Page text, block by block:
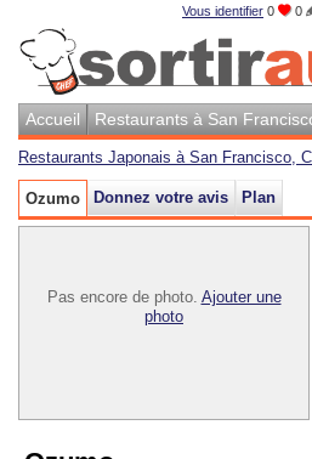
Vous identifier 0 0
Accueil Restaurants à San
Restaurants Japonais à San Francisco,
Ozumo Donnez votre avis Plan
Pas encore de photo. Ajouter une
photo